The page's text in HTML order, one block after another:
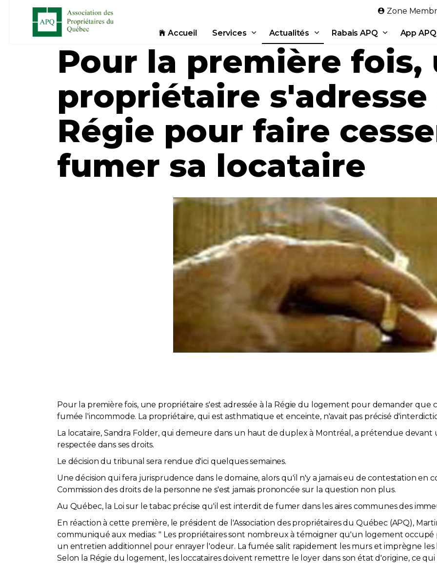
Accueil Services Actualités Rabais APQ App APQ
Zone
Pour la première fois,
propriétaire s'adresse
Régie pour faire
fumer sa locataire
Pour la première fois, une propriétaire s'est adressée à la Régie du logement pour demander que
fumée l'incommode. La propriétaire, qui est asthmatique et enceinte, n'avait pas précisé
La locataire, Sandra Folder, qui demeure dans un haut de duplex à Montréal, a prétendue devant
respectée dans ses droits.
Le décision du tribunal sera rendue d'ici quelques semaines.
Une décision qui fera jurisprudence dans le domaine, alors qu'il n'y a jamais eu de contestation
Commission des droits de la personne ne s'est jamais prononcée sur la question non plus.
Au Québec, la Loi sur le tabac précise qu'il est interdit de fumer dans les aires communes des
En réaction à cette première, le président de l'Association des propriétaires du Québec (APQ),
communiqué aux medias: '' Les propriétaires sont nombreux à témoigner qu'un logement
un entretien additionnel pour enrayer l'odeur. La fumée salit rapidement les murs et imprègne
Selon la Régie du logement, les loccataires doivent remettre le loyer dans son état d'origine, ce qui